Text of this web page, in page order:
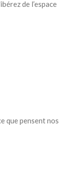
de l’espace
que pensent nos